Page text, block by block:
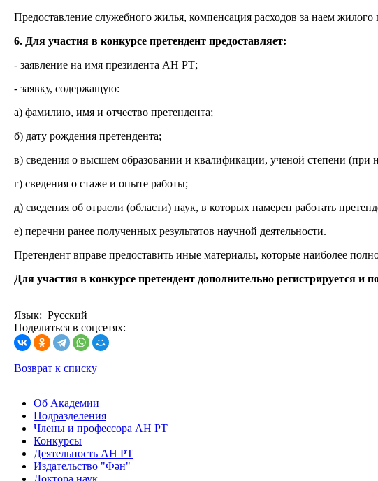
Предоставление служебного жилья, компенсация расходов за наем
6. Для участия в конкурсе претендент предоставляет:
- заявление на имя президента АН РТ;
- заявку, содержащую:
а) фамилию, имя и отчество претендента;
б) дату рождения претендента;
в) сведения о высшем образовании и квалификации, ученой степени
г) сведения о стаже и опыте работы;
д) сведения об отрасли (области) наук, в которых намерен работать
е) перечни ранее полученных результатов научной деятельности.
Претендент вправе предоставить иные материалы, которые наиболее
Для участия в конкурсе претендент дополнительно регистрируется и
Язык: Русский
Поделиться в соцсетях:
Возврат к списку
Об Академии
Подразделения
Члены и профессора АН РТ
Конкурсы
Деятельность АН РТ
Издательство "Фән"
Доктора наук